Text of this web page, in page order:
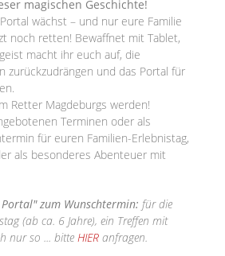
magischen Geschichte!
wächst – und nur eure Familie
noch retten! Bewaffnet mit Tablet,
macht ihr euch auf, die
zurückzudrängen und das Portal für
Retter Magdeburgs werden!
Terminen oder als
für euren Familien-Erlebnistag,
als besonderes Abenteuer mit
zum Wunschtermin: für die
(ab ca. 6 Jahre), ein Treffen mit
nur so ... bitte HIER anfragen.